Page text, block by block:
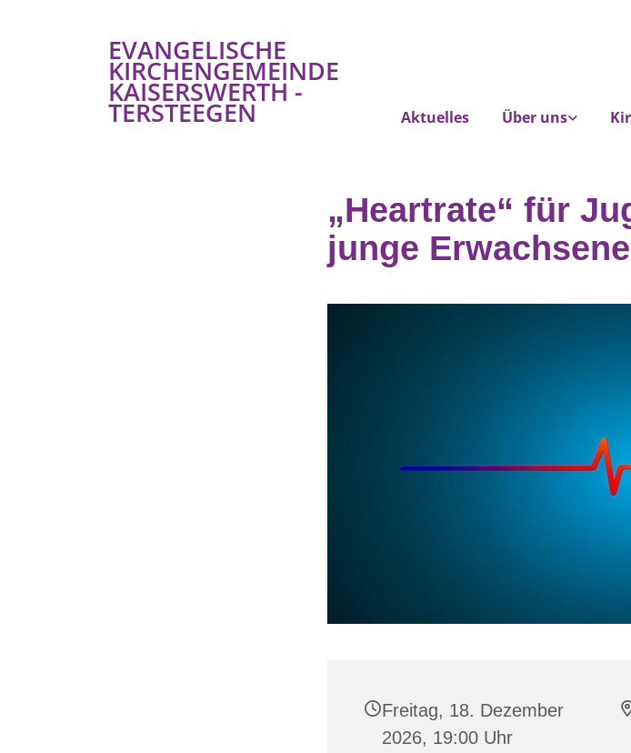
EVANGELISCHE
KIRCHENGEMEINDE
KAISERSWERTH -
TERSTEEGEN Aktuelles Über uns
„Heartrate“ für
junge
Freitag, 18. Dezember
2026, 19:00 Uhr